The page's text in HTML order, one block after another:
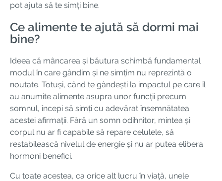
pot ajuta să te simți bine.
Ce alimente te ajută să dormi mai
bine?
Ideea că mâncarea și băutura schimbă fundamental
modul în care gândim și ne simțim nu reprezintă o
noutate. Totuși, când te gândești la impactul pe care îl
au anumite alimente asupra unor funcții precum
somnul, începi să simți cu adevărat însemnătatea
acestei afirmații. Fără un somn odihnitor, mintea și
corpul nu ar fi capabile să repare celulele, să
restabilească nivelul de energie și nu ar putea elibera
hormoni benefici.
Cu toate acestea, ca orice alt lucru în viață, unele